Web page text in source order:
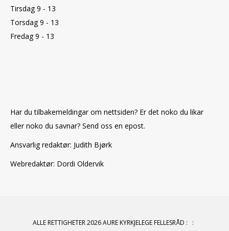
Tirsdag 9 - 13
Torsdag 9 - 13
Fredag 9 - 13
Har du tilbakemeldingar om nettsiden? Er det noko du likar
eller noko du savnar? Send oss en epost.
Ansvarlig redaktør: Judith Bjørk
Webredaktør: Dordi Oldervik
ALLE RETTIGHETER 2026 AURE KYRKJELEGE FELLESRÅD : :